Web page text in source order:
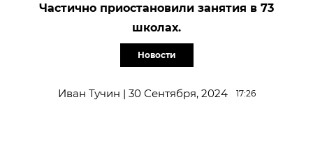
Частично приостановили занятия в 73
школах.
Новости
Иван Тучин | 30 Сентября, 2024 17:26